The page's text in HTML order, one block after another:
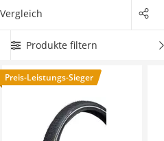
und Amateursportler. Der
Tests im Internet überzeugt
Überzeugt hat uns hier im
Maxxis Assegai WT TLR
Produkte filtern
Preis-Leistungs-Sieger